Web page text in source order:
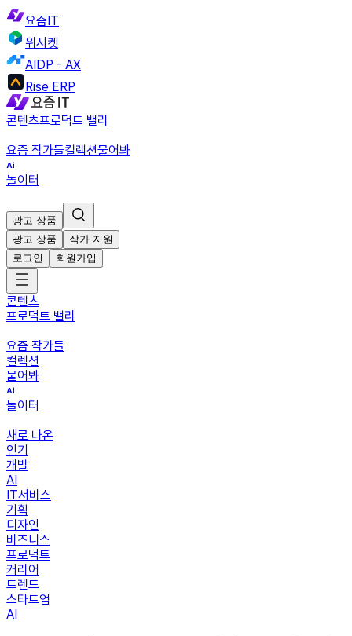
요즘IT
위시켓
AIDP - AX
Rise ERP
콘텐츠프로덕트 밸리
요즘 작가들컬렉션물어봐
놀이터
광고 상품
광고 상품
작가 지원
로그인
회원가입
콘텐츠
프로덕트 밸리
요즘 작가들
컬렉션
물어봐
놀이터
새로 나온
인기
개발
AI
IT서비스
기획
디자인
비즈니스
프로덕트
커리어
트렌드
스타트업
AI